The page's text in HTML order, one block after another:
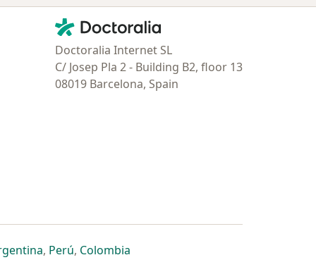
Contacto
Doctoralia - Página de inicio
Doctoralia Internet SL
C/ Josep Pla 2 - Building B2, floor 13
08019 Barcelona, Spain
pestaña
una nueva pestaña
en una nueva pestaña
se abre en una nueva pestaña
, Perúse abre en una nueva pestaña
, Colombiase abre en una nueva pestaña